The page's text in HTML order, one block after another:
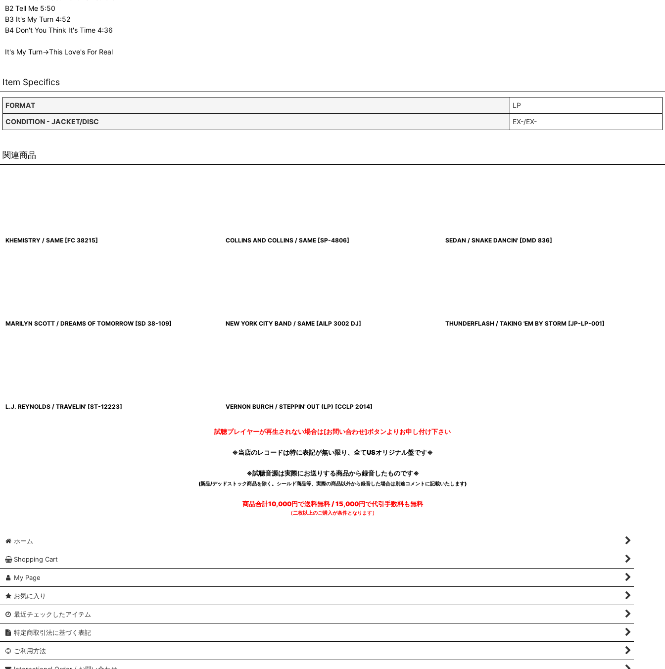
B2 Tell Me 5:50
B3 It's My Turn 4:52
B4 Don't You Think It's Time 4:36
It's My Turn→This Love's For Real
Item Specifics
FORMAT
LP
CONDITION - JACKET/DISC
EX-/EX-
関連商品
KHEMISTRY / SAME [FC 38215] COLLINS AND COLLINS / SAME [SP-4806] SEDAN / SNAKE DANCIN' [DMD 836]
MARILYN SCOTT / DREAMS OF TOMORROW [SD 38-109] NEW YORK CITY BAND / SAME [AILP 3002 DJ] THUNDERFLASH / TAKING 'EM BY STORM [JP-LP-001]
L.J. REYNOLDS / TRAVELIN' [ST-12223] VERNON BURCH / STEPPIN' OUT (LP) [CCLP 2014]
試聴プレイヤーが再生されない場合は[お問い合わせ]ボタンよりお申し付け下さい
※当店のレコードは特に表記が無い限り、全てUSオリジナル盤です※
※試聴音源は実際にお送りする商品から録音したものです※
(新品/デッドストック商品を除く。シールド商品等、実際の商品以外から録音した場合は別途コメントに記載いたします)
商品合計10,000円で送料無料 / 15,000円で代引手数料も無料
（二枚以上のご購入が条件となります）
ホーム
Shopping Cart
My Page
お気に入り
最近チェックしたアイテム
特定商取引法に基づく表記
ご利用方法